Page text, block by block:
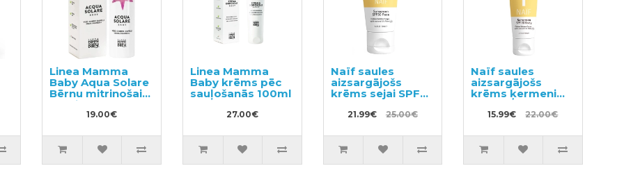
Linea Mamma
Baby Aqua Solare
Bērnu mitrinošais
sprejs uz ūdens
bāzes 75ml
19.00€
Linea Mamma
Baby krēms pēc
sauļošanās 100ml
27.00€
Naïf saules
aizsargājošs
krēms sejai SPF30
21.99€ 25.00€
Naïf saules
aizsargājošs
krēms ķermenim
SPF30 100ml
15.99€ 22.00€